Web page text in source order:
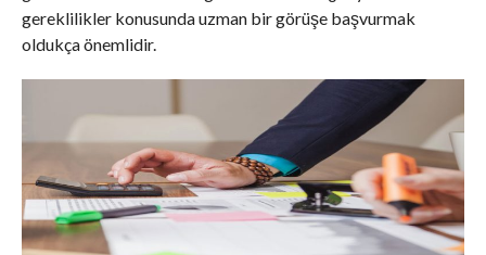
gereklilikler konusunda uzman bir görüşe başvurmak
oldukça önemlidir.